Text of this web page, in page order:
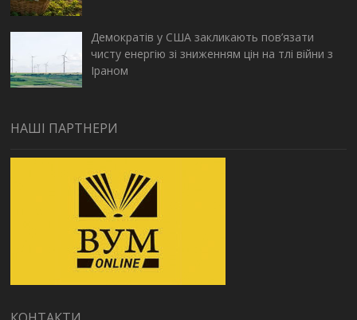
Демократів у США закликають пов’язати
чисту енергію зі зниженням цін на тлі війни з
Іраном
НАШІ ПАРТНЕРИ